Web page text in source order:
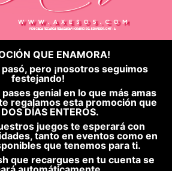
QUE ENAMORA!
pero ¡nosotros seguimos
festejando!
genial en lo que más amas
regalamos esta promoción que
DÍAS ENTEROS.
juegos te esperará con
tanto en eventos como en
que tenemos para ti.
que recargues en tu cuenta se